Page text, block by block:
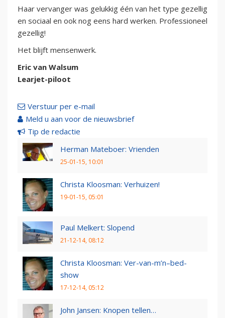
Haar vervanger was gelukkig één van het type gezellig
en sociaal en ook nog eens hard werken. Professioneel
gezellig!
Het blijft mensenwerk.
Eric van Walsum
Learjet-piloot
Verstuur per e-mail
Meld u aan voor de nieuwsbrief
Tip de redactie
Herman Mateboer: Vrienden
25-01-15, 10:01
Christa Kloosman: Verhuizen!
19-01-15, 05:01
Paul Melkert: Slopend
21-12-14, 08:12
Christa Kloosman: Ver-van-m’n–bed-
show
17-12-14, 05:12
John Jansen: Knopen tellen…